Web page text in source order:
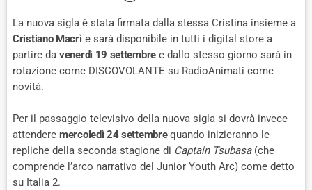
La nuova sigla è stata firmata dalla stessa Cristina insieme a
Cristiano Macrì e sarà disponibile in tutti i digital store a
partire da venerdì 19 settembre e dallo stesso giorno sarà in
rotazione come DISCOVOLANTE su RadioAnimati come
novità.
Per il passaggio televisivo della nuova sigla si dovrà invece
attendere mercoledì 24 settembrequando inizieranno le
repliche della seconda stagione di Captain Tsubasa(che
comprende l’arco narrativo del Junior Youth Arc) come detto
su Italia 2.